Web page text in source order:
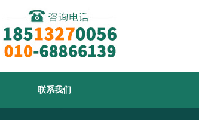
联系我们